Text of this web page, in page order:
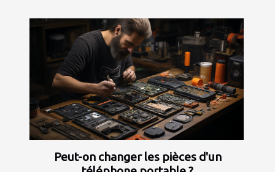
Peut-on changer les pièces d'un